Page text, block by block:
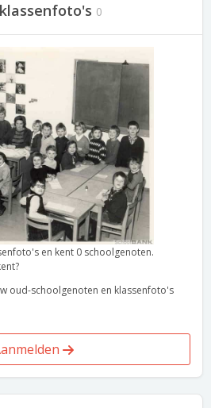
0
en kent 0 schoolgenoten.
oud-schoolgenoten en klassenfoto's